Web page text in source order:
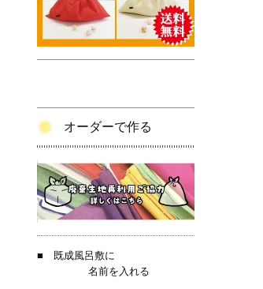
オーダーで作る
■ 既成風呂敷に
名前を入れる